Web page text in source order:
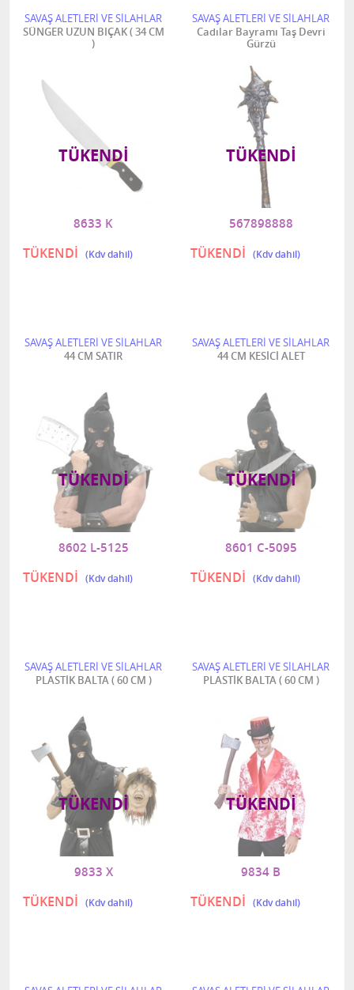
SAVAŞ ALETLERİ VE SİLAHLAR
SÜNGER UZUN BIÇAK ( 34 CM
)
8633 K
TÜKENDİ
TÜKENDI
SAVAŞ ALETLERİ VE SİLAHLAR
Cadılar Bayramı Taş Devri
Gürzü
567898888
TÜKENDİ
TÜKENDI
SAVAŞ ALETLERİ VE SİLAHLAR
44 CM SATIR
8602 L-5125
TÜKENDİ
TÜKENDI
SAVAŞ ALETLERİ VE SİLAHLAR
44 CM KESİCİ ALET
8601 C-5095
TÜKENDİ
TÜKENDI
SAVAŞ ALETLERİ VE SİLAHLAR
PLASTİK BALTA ( 60 CM )
9833 X
TÜKENDİ
TÜKENDI
SAVAŞ ALETLERİ VE SİLAHLAR
PLASTİK BALTA ( 60 CM )
9834 B
TÜKENDİ
TÜKENDI